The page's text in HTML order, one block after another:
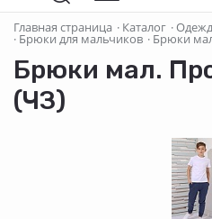
Главная страница · Каталог ·
· Брюки для мальчиков · Брюки
Брюки мал.
(ЧЗ)